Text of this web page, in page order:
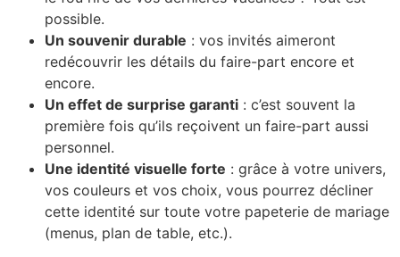
possible.
Un souvenir durable : vos invités aimeront
redécouvrir les détails du faire-part encore et
encore.
Un effet de surprise garanti : c’est souvent la
première fois qu’ils reçoivent un faire-part aussi
personnel.
Une identité visuelle forte : grâce à votre univers,
vos couleurs et vos choix, vous pourrez décliner
cette identité sur toute votre papeterie de mariage
(menus, plan de table, etc.).